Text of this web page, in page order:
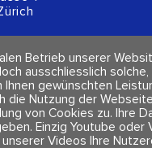
80 80
Datenschutz
Betrieb unserer
ausschliesslich
Ihnen gewünschten
die Nutzung der
von Cookies zu. Ihre
Einzig Youtube oder
unserer Videos Ihre